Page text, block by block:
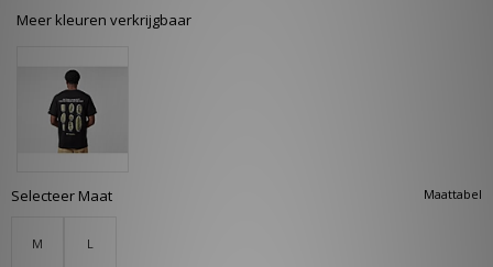
Meer kleuren verkrijgbaar
Maattabel
Selecteer Maat
M L